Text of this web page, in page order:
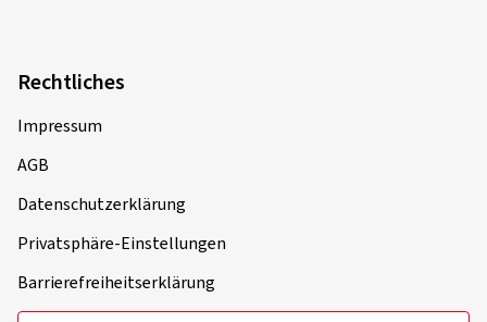
Rechtliches
Impressum
AGB
Datenschutzerklärung
Privatsphäre-Einstellungen
Barrierefreiheitserklärung